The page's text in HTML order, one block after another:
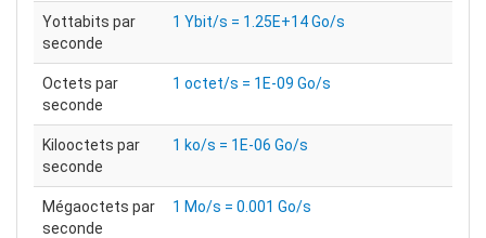
Yottabits par
seconde
1 Ybit/s = 1.25E+14 Go/s
Octets par
seconde
1 octet/s = 1E-09 Go/s
Kilooctets par
seconde
1 ko/s = 1E-06 Go/s
Mégaoctets par
seconde
1 Mo/s = 0.001 Go/s